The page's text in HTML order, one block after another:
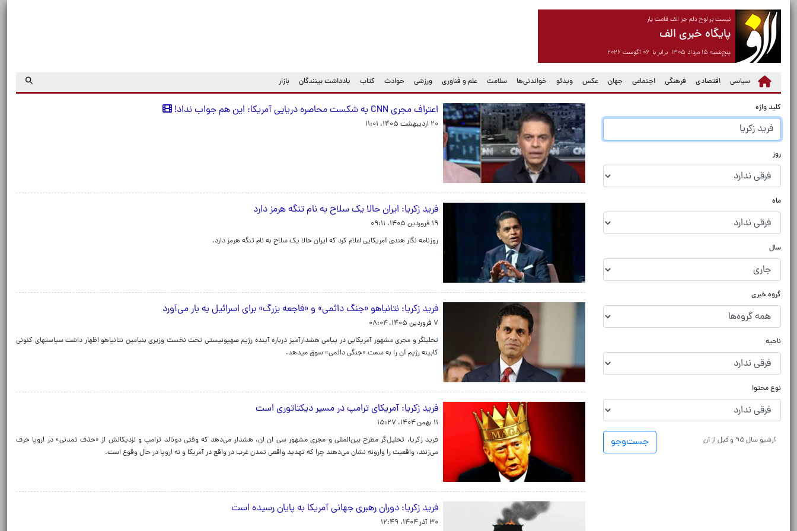
نیست بر لوح دلم جز الف قامت یار
پایگاه خبری الف
پنج‌شنبه ۱۵ مرداد ۱۴۰۵ برابر با ۰۶ آگوست ۲۰۲۶
سیاسی اقتصادی فرهنگی اجتماعی جهان عکس ویدئو خواندنی‌ها سلامت علم و فناوری ورزشی حوادث کتاب یادداشت بینندگان بازار
کلید واژه
روز
ماه
سال
گروه خبری
ناحیه
نوع محتوا
جست‌و‌جو آرشیو سال ۹۵ و قبل از آن
اعتراف مجری CNN به شکست محاصره دریایی آمریکا: این هم جواب نداد!
۲۰ اردیبهشت ۱۴۰۵، ۱۱:۰۱
فرید زکریا: ایران حالا یک سلاح به نام تنگه هرمز دارد
۱۹ فروردین ۱۴۰۵، ۰۹:۱۱
روزنامه نگار هندی آمریکایی اعلام کرد که ایران حالا یک سلاح به نام تنگه هرمز دارد.
فرید زکریا: نتانیاهو «جنگ دائمی» و «فاجعه بزرگ» برای اسرائیل به بار می‌آورد
۷ فروردین ۱۴۰۵، ۰۸:۰۴
تحلیلگر و مجری مشهور آمریکایی در پیامی هشدارآمیز درباره آینده رژیم صهیونیستی تحت نخست وزیری بنیامین نتانیاهو اظهار داشت سیاستهای کنونی
کابینه رژیم آن را به سمت «جنگی دائمی» سوق میدهد.
فرید زکریا:‌ آمریکای ترامپ در مسیر دیکتاتوری است
۱۱ بهمن ۱۴۰۴، ۱۵:۲۷
فرید زکریا، تحلیل‌گر مطرح بین‌المللی و مجری مشهور سی ان ان، هشدار می‌دهد که وقتی دونالد ترامپ و نزدیکانش از «حذف تمدنی» در اروپا حرف
می‌زنند، واقعیت را وارونه نشان می‌دهند چرا که تهدید واقعی تمدن غرب در واقع در آمریکا و نه اروپا در حال وقوع است.
فرید زکریا:‌ دوران رهبری جهانی آمریکا به پایان رسیده است
۳۰ آذر ۱۴۰۴، ۱۲:۴۹